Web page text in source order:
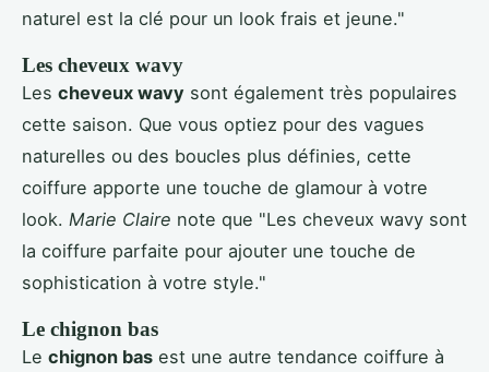
naturel est la clé pour un look frais et jeune."
Les cheveux wavy
Les cheveux wavy sont également très populaires
cette saison. Que vous optiez pour des vagues
naturelles ou des boucles plus définies, cette
coiffure apporte une touche de glamour à votre
look. Marie Claire note que "Les cheveux wavy sont
la coiffure parfaite pour ajouter une touche de
sophistication à votre style."
Le chignon bas
Le chignon bas est une autre tendance coiffure à